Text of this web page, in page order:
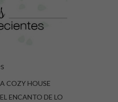
COZY HOUSE
ENCANTO DE LO